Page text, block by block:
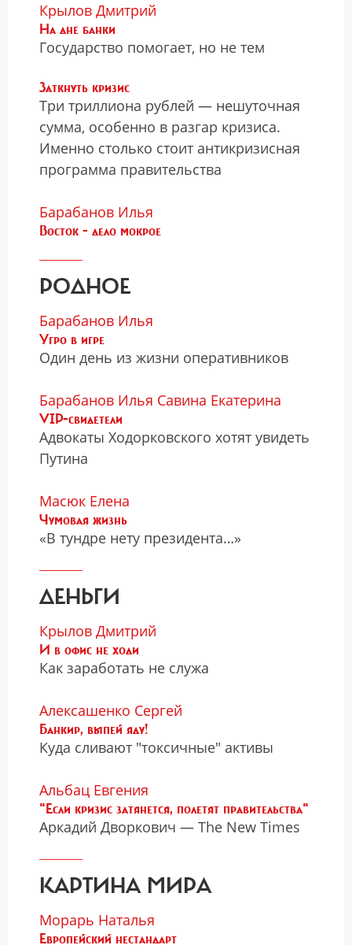
Крылов Дмитрий
На дне банки
Государство помогает, но не тем
Заткнуть кризис
Три триллиона рублей — нешуточная
сумма, особенно в разгар кризиса.
Именно столько стоит антикризисная
программа правительства
Барабанов Илья
Восток - дело мокрое
РОДНОЕ
Барабанов Илья
Угро в игре
Один день из жизни оперативников
Барабанов Илья Савина Екатерина
VIP-свидетели
Адвокаты Ходорковского хотят увидеть
Путина
Масюк Елена
Чумовая жизнь
«В тундре нету президента…»
ДЕНЬГИ
Крылов Дмитрий
И в офис не ходи
Как заработать не служа
Алексашенко Сергей
Банкир, выпей яду!
Куда сливают "токсичные" активы
Альбац Евгения
"Если кризис затянется, полетят правительства"
Аркадий Дворкович — The New Times
КАРТИНА МИРА
Морарь Наталья
Европейский нестандарт